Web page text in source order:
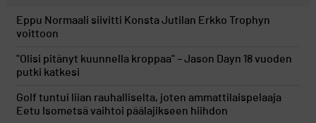
Eppu Normaali siivitti Konsta Jutilan Erkko Trophyn
voittoon
"Olisi pitänyt kuunnella kroppaa" – Jason Dayn 18 vuoden
putki katkesi
Golf tuntui liian rauhalliselta, joten ammattilaispelaaja
Eetu Isometsä vaihtoi päälajikseen hiihdon